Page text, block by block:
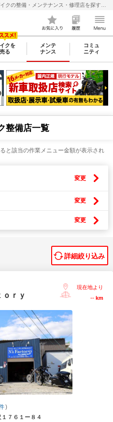
クを
売る
メンテ
ナンス
コミュ
ニティ
整備店一覧
と該当の作業メニュー金額が表示され
変更
変更
変更
詳細絞り込み
ｒｙ
現在地より
-- km
)
７６１ー８４